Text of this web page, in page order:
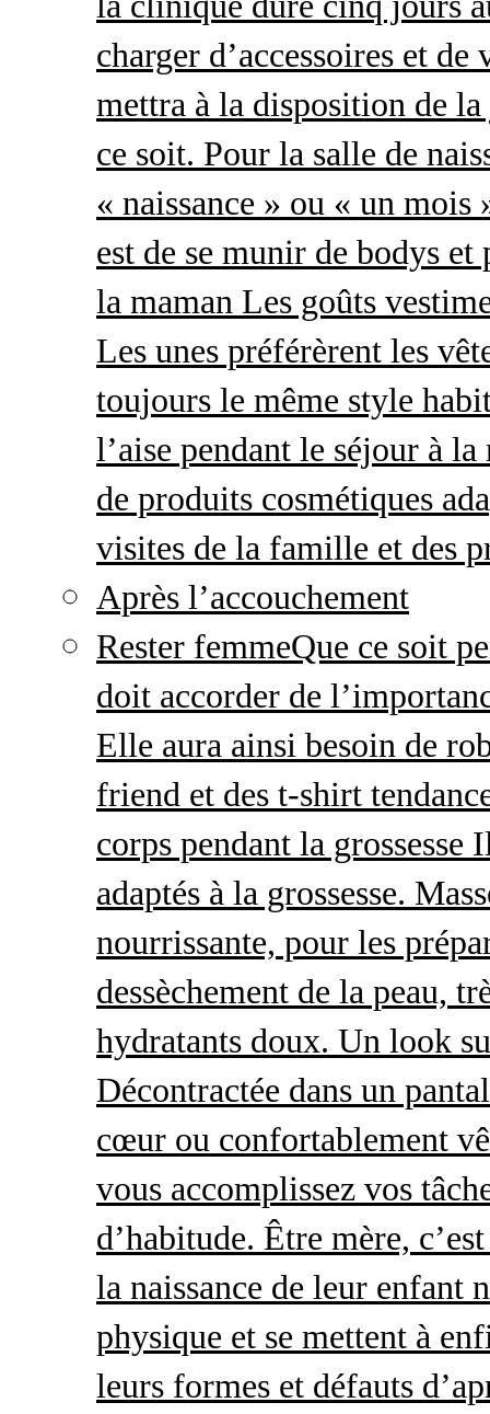
charger d’accessoires et
mettra à la disposition de
ce soit. Pour la salle de
« naissance » ou « un
est de se munir de bodys
la maman Les goûts
Les unes préférèrent les
toujours le même style
l’aise pendant le séjour à
de produits cosmétiques
visites de la famille et des
Après l’accouchement
Rester femmeQue ce soit
doit accorder de
Elle aura ainsi besoin de
friend et des t-shirt
corps pendant la
adaptés à la grossesse.
nourrissante, pour les
dessèchement de la peau,
hydratants doux. Un look
Décontractée dans un
cœur ou confortablement
vous accomplissez vos
d’habitude. Être mère,
la naissance de leur enfant
physique et se mettent à
leurs formes et défauts